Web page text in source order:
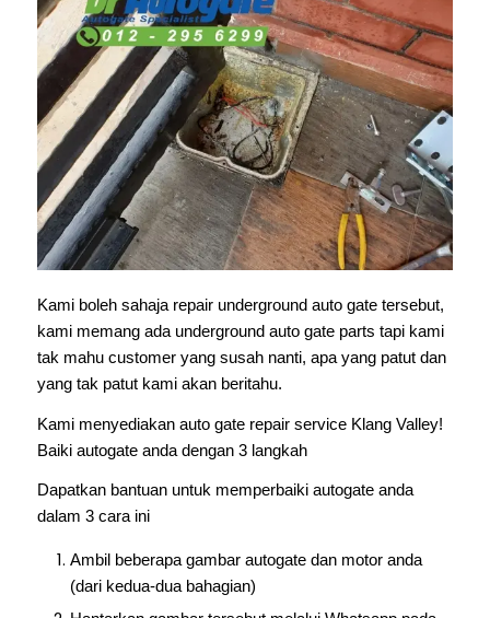
Kami boleh sahaja repair underground auto gate tersebut,
kami memang ada underground auto gate parts tapi kami
tak mahu customer yang susah nanti, apa yang patut dan
yang tak patut kami akan beritahu.
Kami menyediakan auto gate repair service Klang Valley!
Baiki autogate anda dengan 3 langkah
Dapatkan bantuan untuk memperbaiki autogate anda
dalam 3 cara ini
Ambil beberapa gambar autogate dan motor anda
(dari kedua-dua bahagian)